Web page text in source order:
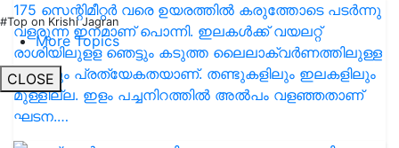
#Top on Krishi Jagran
More Topics
CLOSE
175 സെന്റിമീറ്റര്‍ വരെ ഉയരത്തില്‍ കരുത്തോടെ പടര്‍ന്നു
വളരുന്ന ഇനമാണ്‌ പൊന്നി. ഇലകള്‍ക്ക്‌ വയലറ്റ്‌
രാശിയിലുളള ഞെട്ടും കടുത്ത ലൈലാക്‌വര്‍ണത്തിലുള്ള
പൂക്കളും പ്രത്യേകതയാണ്‌. തണ്ടുകളിലും ഇലകളിലും
മുള്ളില്ല. ഇളം പച്ചനിറത്തില്‍ അല്‍പം വളഞ്ഞതാണ്‌
ഘടന.…